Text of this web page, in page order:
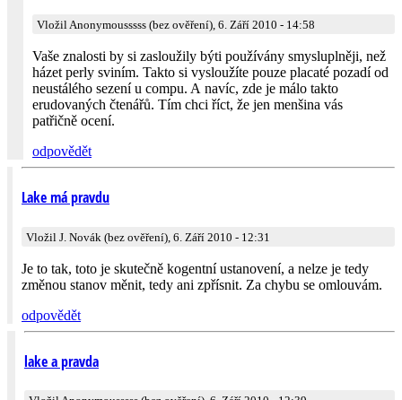
Vložil Anonymousssss (bez ověření), 6. Září 2010 - 14:58
Vaše znalosti by si zasloužily býti používány smysluplněji, než
házet perly sviním. Takto si vysloužíte pouze placaté pozadí od
neustálého sezení u compu. A navíc, zde je málo takto
erudovaných čtenářů. Tím chci říct, že jen menšina vás
patřičně ocení.
odpovědět
Lake má pravdu
Vložil J. Novák (bez ověření), 6. Září 2010 - 12:31
Je to tak, toto je skutečně kogentní ustanovení, a nelze je tedy
změnou stanov měnit, tedy ani zpřísnit. Za chybu se omlouvám.
odpovědět
lake a pravda